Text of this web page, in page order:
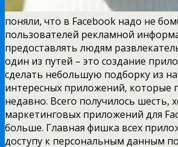
поняли, что в Facebook надо не
пользователей рекламной
предоставлять людям
один из путей – это создание
сделать небольшую подборку из
интересных приложений, которые
недавно. Всего получилось шесть,
маркетинговых приложений для
больше. Главная фишка всех
доступу к персональным данным